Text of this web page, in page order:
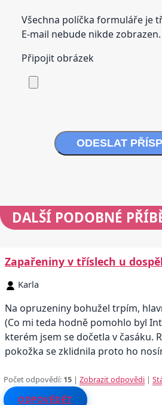
Všechna políčka formuláře je
E-mail nebude nikde zobrazen.
Připojit obrázek
ODESLAT
DALŠÍ PODOBNÉ
Zapařeniny v tříslech u
Karla
Na opruzeniny bohužel trpím,
(Co mi teda hodně pomohlo byl
kterém jsem se dočetla v časáku.
pokožka se zklidnila proto ho
Počet odpovědí: 15 |Zobrazit odpovědi |
ODPOVĚDĚT